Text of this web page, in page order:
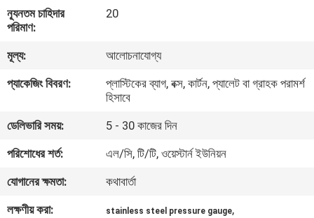
কারখানা
ভ্রমণ
মান
নিয়ন্ত্রণ
যোগাযোগ
করুন
ন্যূনতম চাহিদার
পরিমাণ:
20
মূল্য:
আলোচনাযোগ্য
প্যাকেজিং বিবরণ:
প্লাস্টিকের ব্যাগ, বক্স, কার্টন, প্যালেট বা গ্রাহক পরামর্শ
হিসাবে
ডেলিভারি সময়:
5 - 30 কাজের দিন
পরিশোধের শর্ত:
এল/সি, টি/টি, ওয়েস্টার্ন ইউনিয়ন
যোগানের ক্ষমতা:
কথাবার্তা
লক্ষণীয় করা:
stainless steel pressure gauge,